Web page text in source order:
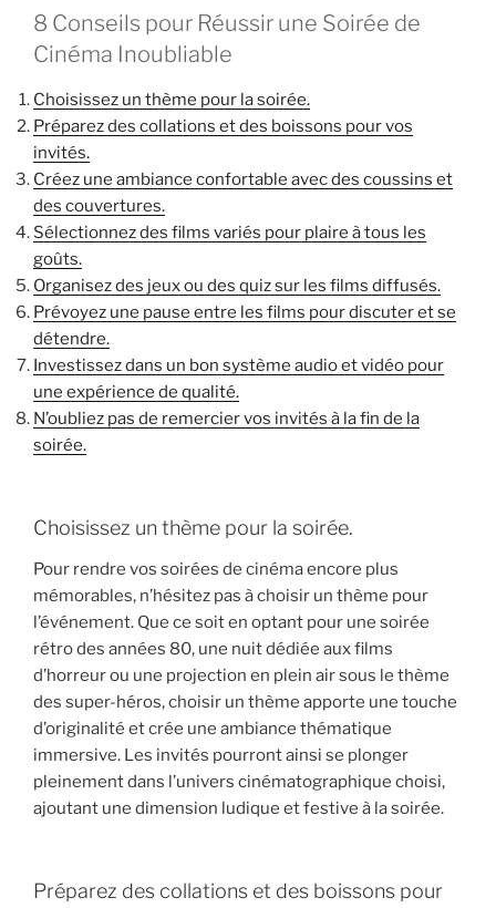
8 Conseils pour Réussir une Soirée de
Cinéma Inoubliable
Choisissez un thème pour la soirée.
Préparez des collations et des boissons pour vos
invités.
Créez une ambiance confortable avec des coussins et
des couvertures.
Sélectionnez des films variés pour plaire à tous les
goûts.
Organisez des jeux ou des quiz sur les films diffusés.
Prévoyez une pause entre les films pour discuter et se
détendre.
Investissez dans un bon système audio et vidéo pour
une expérience de qualité.
N’oubliez pas de remercier vos invités à la fin de la
soirée.
Choisissez un thème pour la soirée.
Pour rendre vos soirées de cinéma encore plus
mémorables, n’hésitez pas à choisir un thème pour
l’événement. Que ce soit en optant pour une soirée
rétro des années 80, une nuit dédiée aux films
d’horreur ou une projection en plein air sous le thème
des super-héros, choisir un thème apporte une touche
d’originalité et crée une ambiance thématique
immersive. Les invités pourront ainsi se plonger
pleinement dans l’univers cinématographique choisi,
ajoutant une dimension ludique et festive à la soirée.
Préparez des collations et des boissons pour